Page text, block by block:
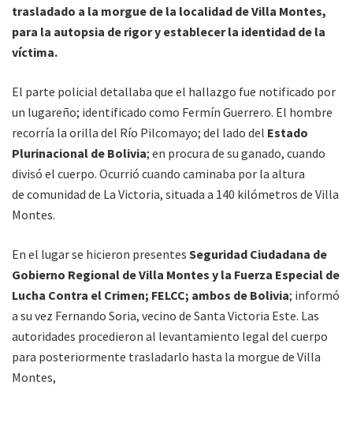
trasladado a la morgue de la localidad de Villa Montes,
para la autopsia de rigor y establecer la identidad de la
víctima.
El parte policial detallaba que el hallazgo fue notificado por
un lugareño; identificado como Fermín Guerrero. El hombre
recorría la orilla del Río Pilcomayo; del lado del Estado
Plurinacional de Bolivia; en procura de su ganado, cuando
divisó el cuerpo. Ocurrió cuando caminaba por la altura
de comunidad de La Victoria, situada a 140 kilómetros de Villa
Montes.
En el lugar se hicieron presentes Seguridad Ciudadana de
Gobierno Regional de Villa Montes y la Fuerza Especial de
Lucha Contra el Crimen; FELCC; ambos de Bolivia; informó
a su vez Fernando Soria, vecino de Santa Victoria Este. Las
autoridades procedieron al levantamiento legal del cuerpo
para posteriormente trasladarlo hasta la morgue de Villa
Montes,